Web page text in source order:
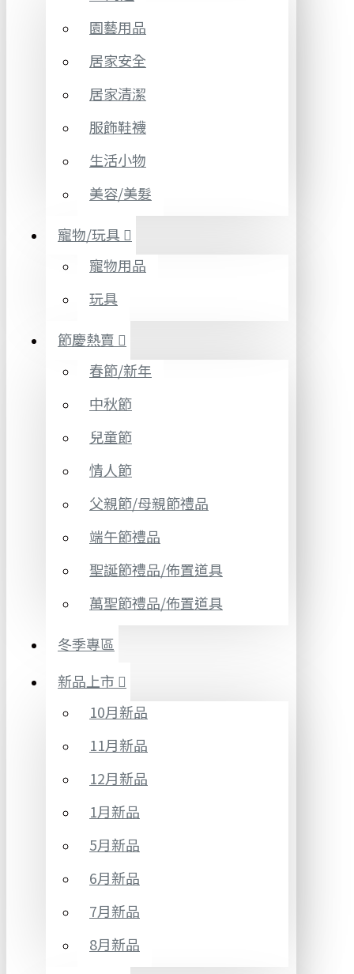
園藝用品
居家安全
居家清潔
服飾鞋襪
生活小物
美容/美髮
寵物/玩具
寵物用品
玩具
節慶熱賣
春節/新年
中秋節
兒童節
情人節
父親節/母親節禮品
端午節禮品
聖誕節禮品/佈置道具
萬聖節禮品/佈置道具
冬季專區
新品上市
10月新品
11月新品
12月新品
1月新品
5月新品
6月新品
7月新品
8月新品